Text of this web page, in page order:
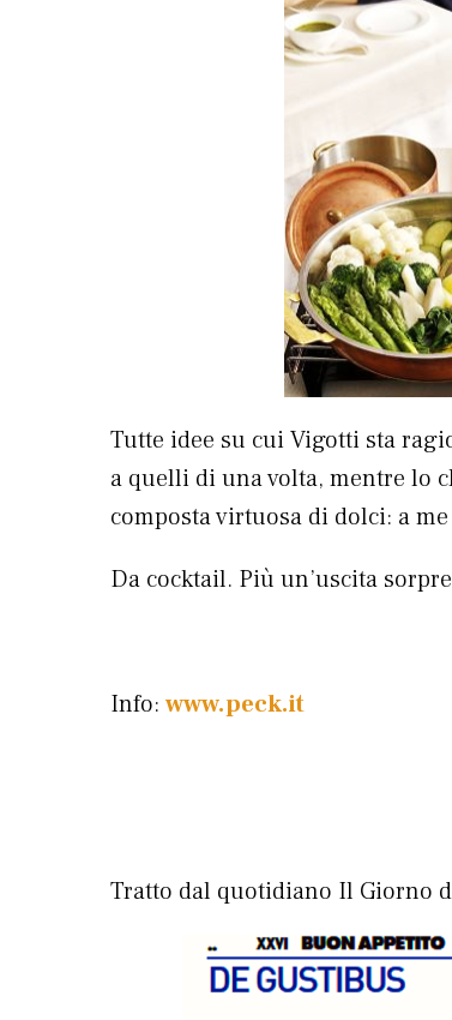
Tutte idee su cui Vigotti sta
a quelli di una volta, mentre lo
composta virtuosa di dolci: a
Da cocktail. Più un’uscita
Info: www.peck.it
Tratto dal quotidiano Il Giorno